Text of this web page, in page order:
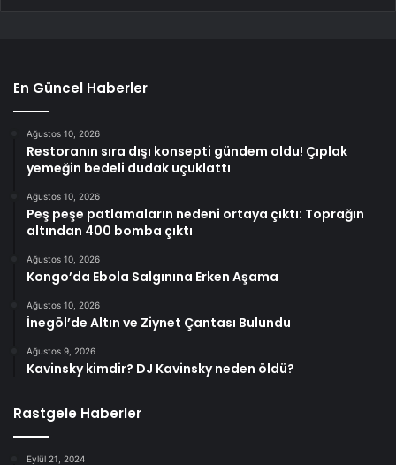
En Güncel Haberler
Ağustos 10, 2026
Restoranın sıra dışı konsepti gündem oldu! Çıplak
yemeğin bedeli dudak uçuklattı
Ağustos 10, 2026
Peş peşe patlamaların nedeni ortaya çıktı: Toprağın
altından 400 bomba çıktı
Ağustos 10, 2026
Kongo’da Ebola Salgınına Erken Aşama
Ağustos 10, 2026
İnegöl’de Altın ve Ziynet Çantası Bulundu
Ağustos 9, 2026
Kavinsky kimdir? DJ Kavinsky neden öldü?
Rastgele Haberler
Eylül 21, 2024